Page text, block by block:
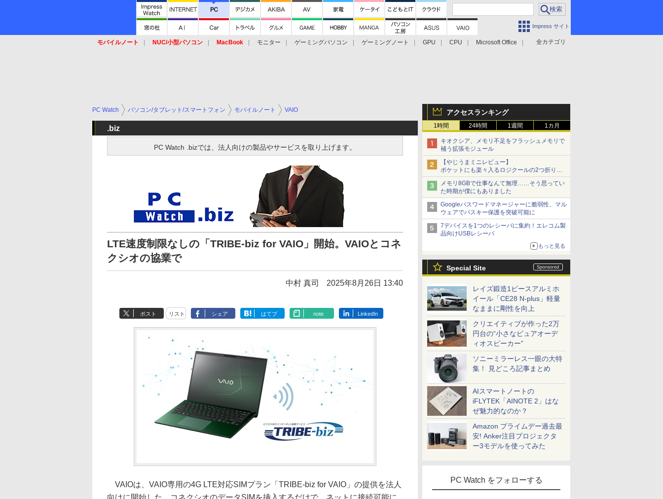
Impress サイト
全カテゴリ
モバイルノート NUC/小型パソコン MacBook モニター ゲーミングパソコン ゲーミングノート GPU CPU
Microsoft Office
アクセスランキング
1時間 24時間 1週間 1カ月
キオクシア、メモリ不足をフラッシュメモリで
補う拡張モジュール
【やじうまミニレビュー】
ポケットにも楽々入るロジクールの2つ折りマ
ウス「Mobi Fold」。その気になるギミックと
は？
メモリ8GBで仕事なんて無理……そう思ってい
た時期が僕にもありました
Googleパスワードマネージャーに脆弱性、マル
ウェアでパスキー保護を突破可能に
7デバイスを1つのレシーバに集約！エレコム製
品向けUSBレシーバ
もっと見る
Special Site
レイズ鍛造1ピースアルミホ
イール「CE28 N-plus」軽量
なままに剛性を向上
クリエイティブが作った2万
円台の“小さなピュアオーデ
ィオスピーカー”
ソニーミラーレス一眼の大特
集！ 見どころ記事まとめ
AIスマートノートの
iFLYTEK「AINOTE 2」はな
ぜ魅力的なのか？
Amazon プライムデー過去最
安! Anker注目プロジェクタ
ー3モデルを使ってみた
PC Watch をフォローする
PC Watch パソコン/タブレット/スマートフォン モバイルノート VAIO
.biz
PC Watch .bizでは、法人向けの製品やサービスを取り上げます。
LTE速度制限なしの「TRIBE-biz for VAIO」開始。VAIOとコネ
クシオの協業で
中村 真司 2025年8月26日 13:40
ポスト リスト シェア はてブ note LinkedIn
VAIOは、VAIO専用の4G LTE対応SIMプラン「TRIBE-biz for VAIO」の提供を法人
向けに開始した。コネクシオのデータSIMを挿入するだけで、ネットに接続可能に